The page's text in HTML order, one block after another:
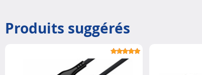
Produits suggérés